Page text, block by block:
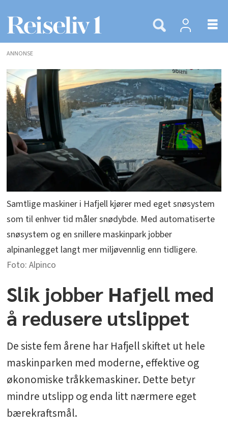
ANNONSE
Samtlige maskiner i Hafjell kjører med eget snøsystem
som til enhver tid måler snødybde. Med automatiserte
snøsystem og en snillere maskinpark jobber
alpinanlegget langt mer miljøvennlig enn tidligere.
Alpinco
Slik jobber Hafjell med
å redusere utslippet
De siste fem årene har Hafjell skiftet ut hele
maskinparken med moderne, effektive og
økonomiske tråkkemaskiner. Dette betyr
mindre utslipp og enda litt nærmere eget
bærekraftsmål.